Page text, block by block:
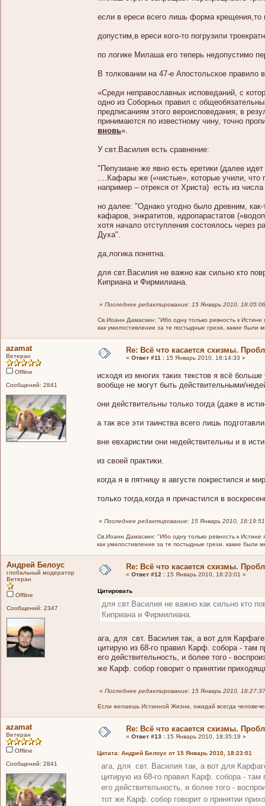
если в ереси всего лишь форма крещения,то
допустим,в ереси кого-то погрузили
по логике Милаша его теперь недопустимо
В толковании на 47-е Апостольское
«Среди неправославных исповеданий, с
одно из Соборных правил с
предписаниям этого вероисповедания, в
принимаются по известному чину, точно
вновь».
У свт.Василия есть сравнение:
"Пепузиане же явно есть еретики (далее
....Кафары же («чистые», которые учили,
например – отрекся от Христа) есть из
но далее: "Однако угодно было древним,
кафаров, энкратитов, идропарастатов
хотя начало отступления состоялось через
Духа".
да,логика понятна.
для свт.Василия не важно как сильно кто
Киприана и Фирмилиана.
« Последнее редактирование: 15 Январь 2010,
Св.Иоанн Дамаскин: "Ибо одну только ревность к
как умилостивление за те постыдные грехи, какие были
azamat
Ветеран
Offline
Сообщений: 2841
Re: Всё что касается схизмы.
« Ответ #11 : 15 Январь 2010, 18:14:33 »
исходя из многих таких текстов я всё
вообще не могут быть действительными/
они действительны только тогда (даже в
а так все эти таинства всего лишь
вне евхаристии они недействительны и в
из своей практики.
когда я в пятницу в августе покрестился и
только тогда,когда я причастился в
« Последнее редактирование: 15 Январь 2010,
Св.Иоанн Дамаскин: "Ибо одну только ревность к
как умилостивление за те постыдные грехи, какие были
Андрей Белоус
глобальный модератор
Ветеран
Offline
Сообщений: 2347
Re: Всё что касается схизмы.
« Ответ #12 : 15 Январь 2010, 18:23:01 »
Цитировать
для свт.Василия не важно как сильно кто
Киприана и Фирмилиана.
ага, для свт. Василия так, а вот для
цитирую из 68-го правил Карф. собора - там
его действительность, и более того -
же Карф. собор говорит о принятии
« Последнее редактирование: 15 Январь 2010,
Если желаешь Истинной Жизни, ожидай всегда
azamat
Ветеран
Offline
Сообщений: 2841
Re: Всё что касается схизмы.
« Ответ #13 : 15 Январь 2010, 18:35:19 »
Цитата: Андрей Белоус от 15 Январь 2010, 18:23:01
ага, для свт. Василия так, а вот для
цитирую из 68-го правил Карф. собора - там
его действительность, и более того -
тот же Карф. собор говорит о принятии